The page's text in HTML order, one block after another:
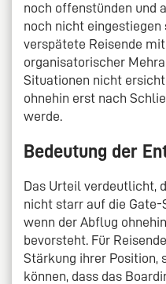
noch offenstünden und
noch nicht eingestiegen
verspätete Reisende
organisatorischer
Situationen nicht
ohnehin erst nach
werde.
Bedeutung der
Das Urteil verdeutlicht,
nicht starr auf die
wenn der Abflug
bevorsteht. Für
Stärkung ihrer Position,
können, dass das